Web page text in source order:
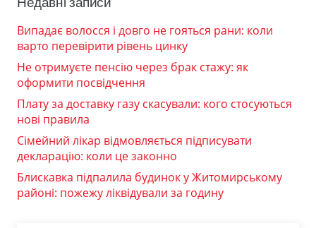
Випадає волосся і довго не гояться рани: коли
варто перевірити рівень цинку
Не отримуєте пенсію через брак стажу: як
оформити посвідчення
Плату за доставку газу скасували: кого стосуються
нові правила
Сімейний лікар відмовляється підписувати
декларацію: коли це законно
Блискавка підпалила будинок у Житомирському
районі: пожежу ліквідували за годину